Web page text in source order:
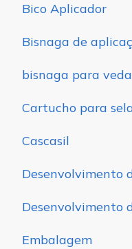
Bico Aplicador
Bisnaga de
bisnaga para
Cartucho para
Cascasil
Desenvolvimento
Desenvolvimento
Embalagem